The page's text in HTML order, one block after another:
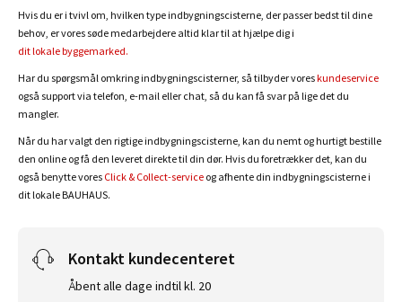
Hvis du er i tvivl om, hvilken type indbygningscisterne, der passer bedst til dine
behov, er vores søde medarbejdere altid klar til at hjælpe dig i
dit lokale byggemarked.
Har du spørgsmål omkring indbygningscisterner, så tilbyder voreskundeservice
også support via telefon, e-mail eller chat, så du kan få svar på lige det du
mangler.
Når du har valgt den rigtige indbygningscisterne, kan du nemt og hurtigt bestille
den online og få den leveret direkte til din dør. Hvis du foretrækker det, kan du
også benytte vores Click & Collect-service og afhente din indbygningscisterne i
dit lokale BAUHAUS.
Kontakt kundecenteret
Åbent alle dage indtil kl. 20